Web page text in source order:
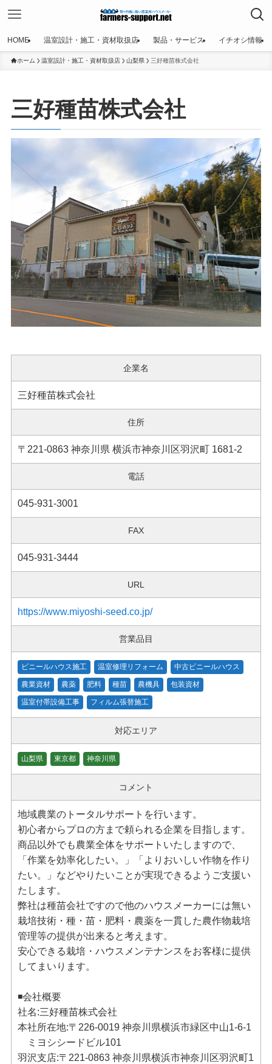
HOME 温室設計・施工・資材取扱店 製品・サービス イチオシ情報
ホーム 温室設計・施工・資材取扱店 山梨県 三好種苗株式会社
三好種苗株式会社
企業名
三好種苗株式会社
住所
〒221-0863 神奈川県 横浜市神奈川区羽沢町 1681-2
電話
045-931-3001
FAX
045-931-3444
URL
https://www.miyoshi-seed.co.jp/
営業品目
ビニールハウス施工 温室修理リフォーム 中古ビニールハウス
農業資材 農薬 肥料 種苗 農機具 包装資材
温室付帯設備工事 フィルム張替施工
対応エリア
山梨県 東京都 神奈川県
コメント
地域農業のトータルサポートを行います。
初心者からプロの方まで頼られる企業を目指します。
商品以外でも農業全体をサポートいたしますので、
「作業を効率化したい。」「よりおいしい作物を作り
たい。」などやりたいことが実現できるようご支援い
たします。
弊社は種苗会社ですので他のハウスメーカーには無い
栽培技術・種・苗・肥料・農薬を一貫した農作物栽培
管理等の提供が出来ると考えます。
安心できる栽培・ハウスメンテナンスをお客様に提供
してまいります。
◾️会社概要
社名:三好種苗株式会社
本社所在地:〒226-0019 神奈川県横浜市緑区中山1-6-1
ミヨシシードビル101
羽沢支店:〒221-0863 神奈川県横浜市神奈川区羽沢町1